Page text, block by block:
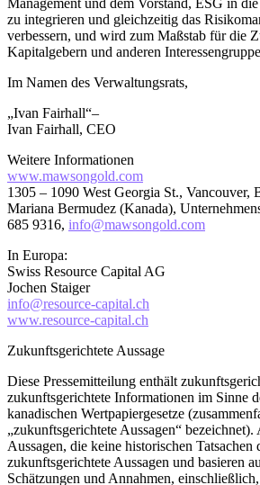
zu integrieren und gleichzeitig das
verbessern, und wird zum Maßstab für die
Kapitalgebern und anderen
Im Namen des Verwaltungsrats,
„Ivan Fairhall“–
Ivan Fairhall, CEO
Weitere Informationen
www.mawsongold.com
1305 – 1090 West Georgia St.,
Mariana Bermudez (Kanada),
685 9316, info@mawsongold.com
In Europa:
Swiss Resource Capital AG
Jochen Staiger
info@resource-capital.ch
www.resource-capital.ch
Zukunftsgerichtete Aussage
Diese Pressemitteilung enthält
zukunftsgerichtete Informationen im Sinne
kanadischen Wertpapiergesetze
„zukunftsgerichtete Aussagen“
Aussagen, die keine historischen Tatsachen
zukunftsgerichtete Aussagen und basieren
Schätzungen und Annahmen,